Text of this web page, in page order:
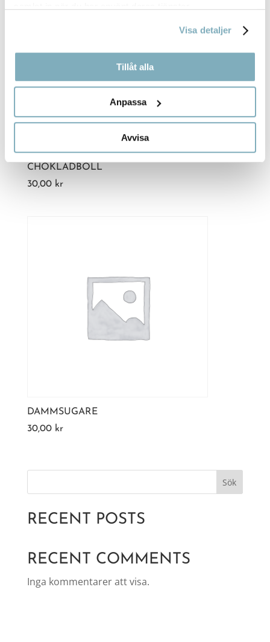
Visa detaljer
Tillåt alla
Anpassa
Avvisa
CHOKLADBOLL
30,00 kr
DAMMSUGARE
30,00 kr
Sök
RECENT POSTS
RECENT COMMENTS
Inga kommentarer att visa.